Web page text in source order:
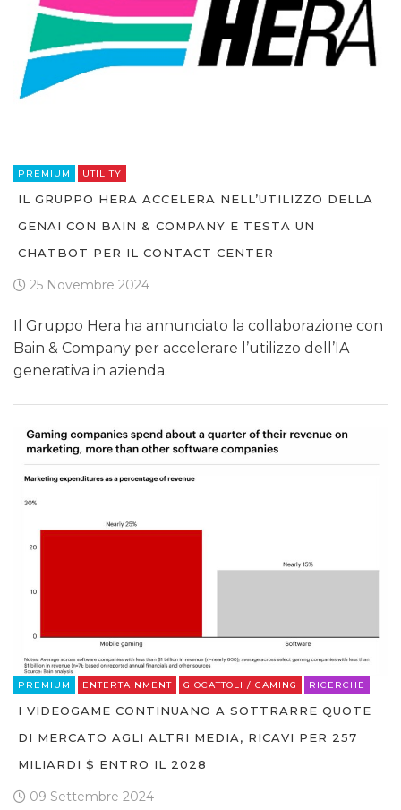
PREMIUM UTILITY
IL GRUPPO HERA ACCELERA NELL’UTILIZZO DELLA
GENAI CON BAIN & COMPANY E TESTA UN
CHATBOT PER IL CONTACT CENTER
25 Novembre 2024
Il Gruppo Hera ha annunciato la collaborazione con
Bain & Company per accelerare l’utilizzo dell’IA
generativa in azienda.
PREMIUM ENTERTAINMENT GIOCATTOLI / GAMING RICERCHE
I VIDEOGAME CONTINUANO A SOTTRARRE QUOTE
DI MERCATO AGLI ALTRI MEDIA, RICAVI PER 257
MILIARDI $ ENTRO IL 2028
09 Settembre 2024